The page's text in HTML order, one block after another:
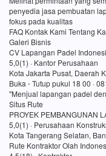
penyedia jasa pembuatan
fokus pada kualitas
FAQ Kontak Kami Tentang
Galeri Bisnis
CV Lapangan Padel
5,0(1) · Kantor Perusahaan
Kota Jakarta Pusat, Daerah
Buka ⋅ Tutup pukul 18 00 ·
"Menjual lapangan padel
Situs Rute
PROYEK PEMBANGUNAN
5,0(1) · Perusahaan
Kota Tangerang Selatan,
Rute Kontraktor Olah